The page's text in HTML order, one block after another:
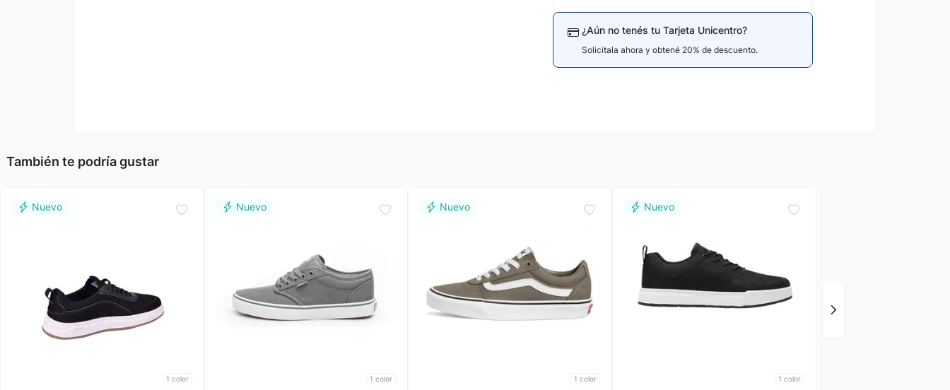
¿Aún no tenés tu Tarjeta Unicentro?
Solicitala ahora y obtené 20% de descuento.
También te podría gustar
1 color 1 color 1 color 1 color